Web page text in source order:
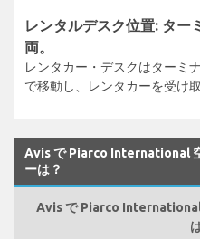
レンタルデスク位置: ター
両。
レンタカー・デスクはターミ
で移動し、レンタカーを受け取
Avis で Piarco International
ーは？
Avis で Piarco